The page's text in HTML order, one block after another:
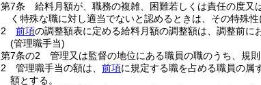
第7条
給料月額が、職務の複雑、困難若しくは責任の度
く特殊な職に対し適当でないと認めるときは、その特殊
2
前項の調整額表に定める給料月額の調整額は、調整前に
(管理職手当)
第7条の2
管理又は監督の地位にある職員の職のうち、規
2
管理職手当の額は、 前項に規定する職を占める職員の属
額とする。